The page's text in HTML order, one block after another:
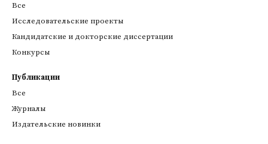
Все
Исследовательские проекты
Кандидатские и докторские диссертации
Конкурсы
Публикации
Все
Журналы
Издательские новинки